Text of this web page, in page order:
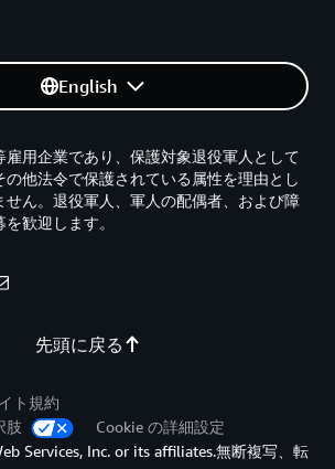
English
先頭に戻る
用企業であり、保護対象退役軍人として
他法令で保護されている属性を理由とし
せん。退役軍人、軍人の配偶者、および障
歓迎します。
ト規約
肢
Cookie の詳細設定
Services, Inc. or its affiliates.無断複写、転